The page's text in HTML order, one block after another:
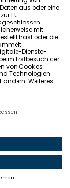
die Kosten
Vorteilen
Angebote, um
du die Zehn-